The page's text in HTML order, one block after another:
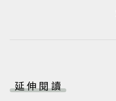
延伸閱讀